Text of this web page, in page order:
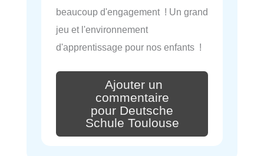
beaucoup d'engagement ! Un grand
jeu et l'environnement
d'apprentissage pour nos enfants !
Ajouter un
commentaire
pour Deutsche
Schule Toulouse